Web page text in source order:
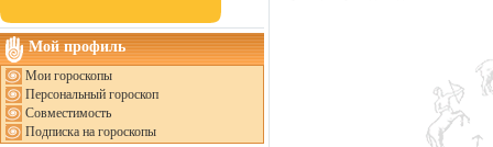
Мой профиль
Мои гороскопы
Персональный гороскоп
Совместимость
Подписка на гороскопы